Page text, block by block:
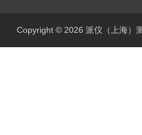
Copyright © 2026 派仪（上海）